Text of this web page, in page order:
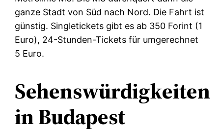
ganze Stadt von Süd nach Nord. Die Fahrt ist
günstig. Singletickets gibt es ab 350 Forint (1
Euro), 24-Stunden-Tickets für umgerechnet
5 Euro.
Sehenswürdigkeiten
in Budapest